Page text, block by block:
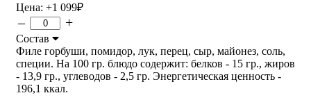
Цена: +1 099₽
– +
Состав
Филе горбуши, помидор, лук, перец, сыр, майонез, соль,
специи. На 100 гр. блюдо содержит: белков - 15 гр., жиров
- 13,9 гр., углеводов - 2,5 гр. Энергетическая ценность -
196,1 ккал.